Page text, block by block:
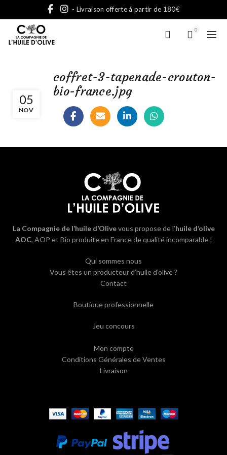
- Livraison offerte à partir de 180€
0
05
NOV
coffret-3-tapenade-crouton-
bio-france.jpg
La Compagnie de l’huile d’Olivevous propose de l’huile d’olive
AOC, AOP et Bio produite en France de qualité incomparable !
Qui sommes nous
Vous êtes un producteur d’huile d’olive ?
Contact
Boutique professionnelle
Jeu concours
Mon compte
Conditions Générales de Ventes
Livraison